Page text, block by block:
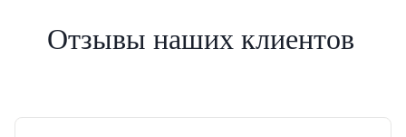
Отзывы наших клиентов